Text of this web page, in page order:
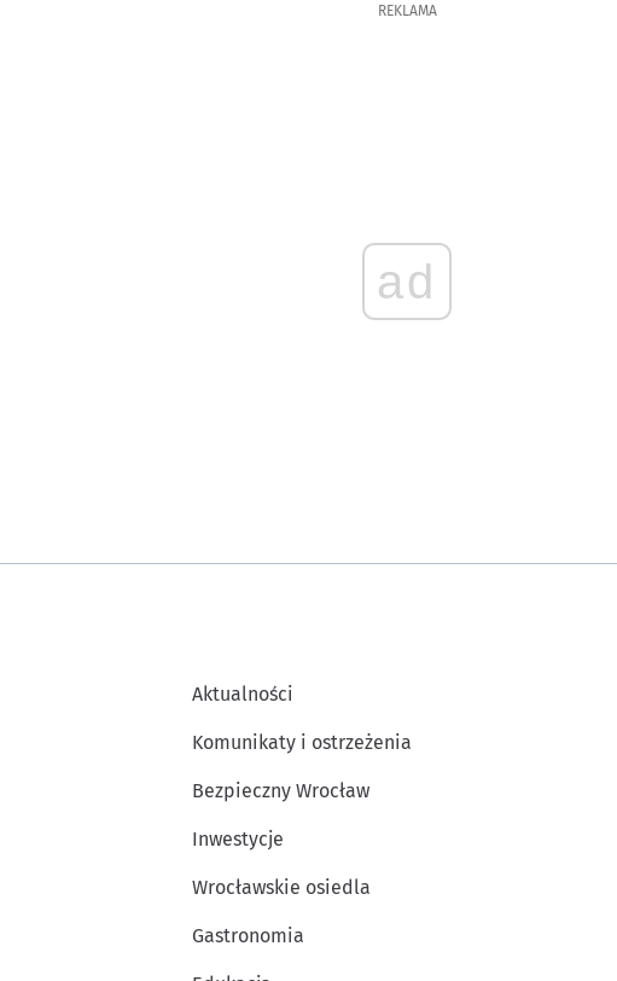
REKLAMA
ad
Aktualności
Komunikaty i ostrzeżenia
Bezpieczny Wrocław
Inwestycje
Wrocławskie osiedla
Gastronomia